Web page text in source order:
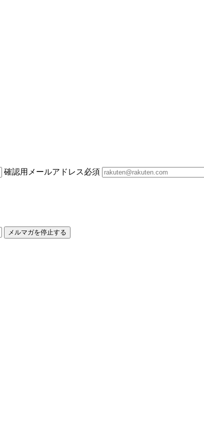
確認用メールアドレス必須
メルマガを停止する